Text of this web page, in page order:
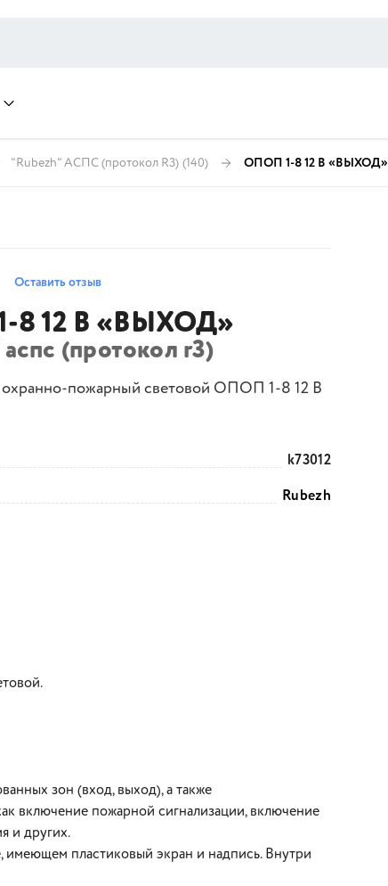
"Rubezh" АСПС (протокол R3) (140) ОПОП 1-8 12 В «ВЫХОД»
Оставить отзыв
8 12 В «ВЫХОД»
(протокол r3)
пожарный световой ОПОП 1-8 12 В
k73012
Rubezh
зон (вход, выход), а также
включение пожарной сигнализации, включение
и других.
пластиковый экран и надпись. Внутри